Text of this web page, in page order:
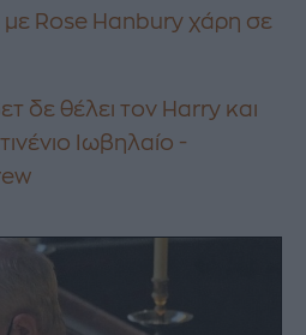
με Rose Hanbury χάρη σε
δε θέλει τον Harry και
Ιωβηλαίο -